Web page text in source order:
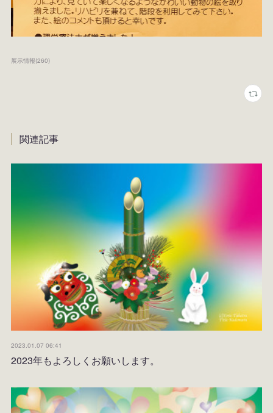
展示情報(260)
関連記事
2023.01.07 06:41
2023年もよろしくお願いします。